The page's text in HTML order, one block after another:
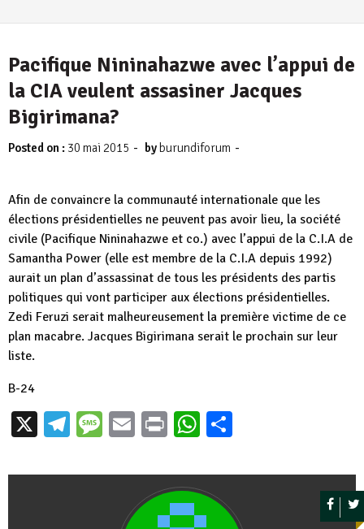
Pacifique Nininahazwe avec l’appui de
la CIA veulent assasiner Jacques
Bigirimana?
Posted on : 30 mai 2015 - by burundiforum -
Afin de convaincre la communauté internationale que les
élections présidentielles ne peuvent pas avoir lieu, la société
civile (Pacifique Nininahazwe et co.) avec l’appui de la C.I.A de
Samantha Power (elle est membre de la C.I.A depuis 1992)
aurait un plan d’assassinat de tous les présidents des partis
politiques qui vont participer aux élections présidentielles.
Zedi Feruzi serait malheureusement la première victime de ce
plan macabre. Jacques Bigirimana serait le prochain sur leur
liste.
B-24
X Telegram
Message
EmailPrintWhatsApp